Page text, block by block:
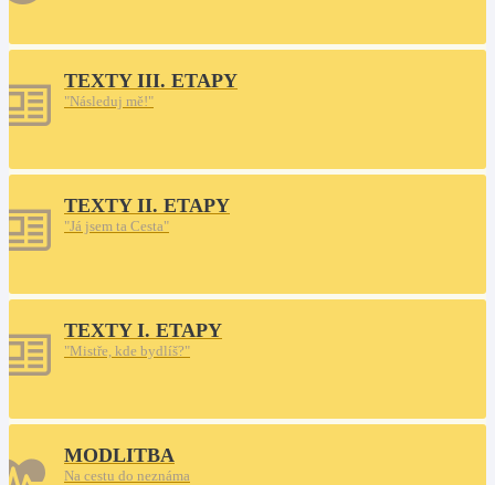
TEXTY III. ETAPY
"Následuj mě!"
TEXTY II. ETAPY
"Já jsem ta Cesta"
TEXTY I. ETAPY
"Mistře, kde bydlíš?"
MODLITBA
Na cestu do neznáma